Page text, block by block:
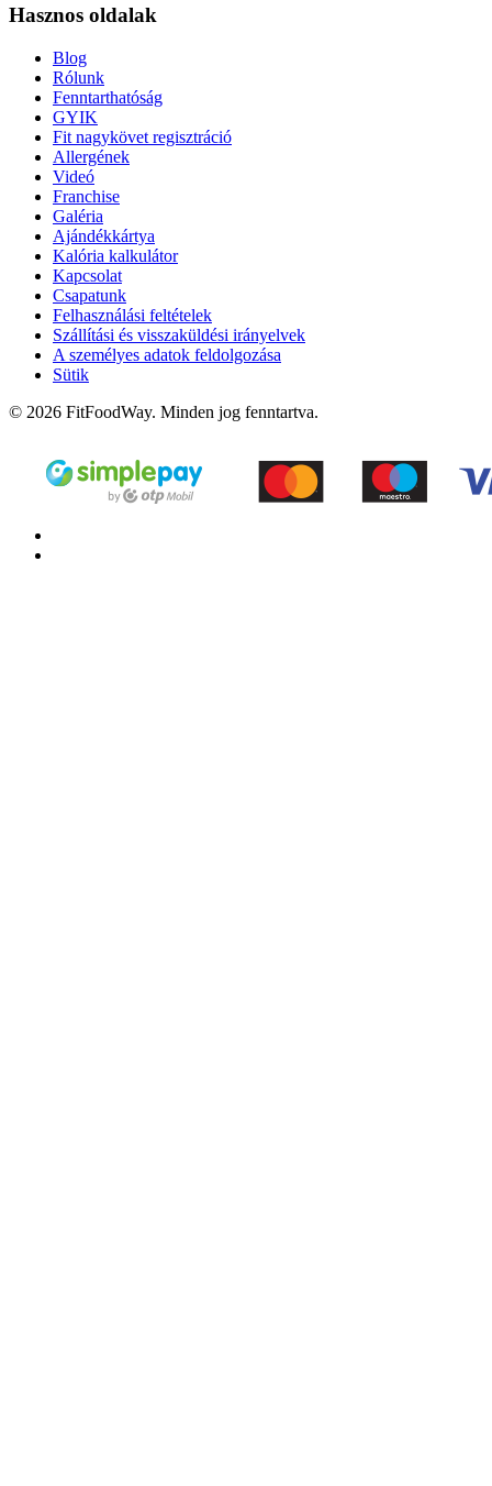
Hasznos oldalak
Blog
Rólunk
Fenntarthatóság
GYIK
Fit nagykövet regisztráció
Allergének
Videó
Franchise
Galéria
Ajándékkártya
Kalória kalkulátor
Kapcsolat
Csapatunk
Felhasználási feltételek
Szállítási és visszaküldési irányelvek
A személyes adatok feldolgozása
Sütik
© 2026 FitFoodWay. Minden jog fenntartva.